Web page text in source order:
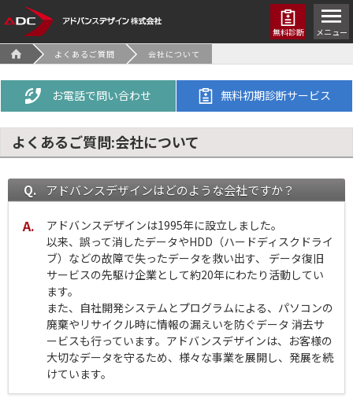
無料診断
メニュー
よくあるご質問
会社について
お電話で問い合わせ 無料初期診断サービス
よくあるご質問:会社について
アドバンスデザインはどのような会社ですか？
アドバンスデザインは1995年に設立しました。
以来、誤って消したデータやHDD（ハードディスクドライ
ブ）などの故障で失ったデータを救い出す、 データ復旧
サービスの先駆け企業として約20年にわたり活動してい
ます。
また、自社開発システムとプログラムによる、パソコンの
廃棄やリサイクル時に情報の漏えいを防ぐデータ 消去サ
ービスも行っています。アドバンスデザインは、お客様の
大切なデータを守るため、様々な事業を展開し、発展を続
けています。